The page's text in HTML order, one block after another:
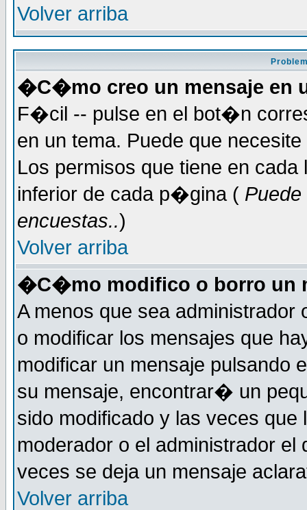
Volver arriba
�C�mo creo un mensaje en
F�cil -- pulse en el bot�n
en un tema. Puede que
Los permisos que tiene en
inferior de cada p�gina (
encuestas..)
Volver arriba
�C�mo modifico o borro un
A menos que sea administrador
o modificar los mensajes que
modificar un mensaje pulsando
su mensaje, encontrar� un
sido modificado y las veces
moderador o el administrador
veces se deja un mensaje
Volver arriba